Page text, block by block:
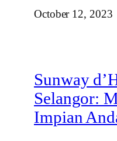
October 12, 2023
Sunway
Selangor:
Impian